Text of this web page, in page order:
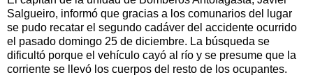
Salgueiro, informó que gracias a los comunarios del lugar
se pudo recatar el segundo cadáver del accidente ocurrido
el pasado domingo 25 de diciembre. La búsqueda se
dificultó porque el vehículo cayó al río y se presume que la
corriente se llevó los cuerpos del resto de los ocupantes.